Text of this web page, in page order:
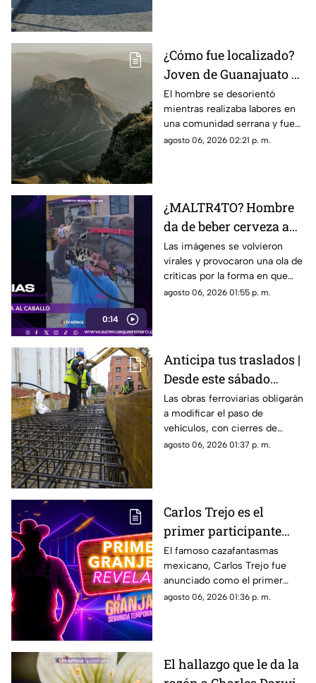
¿Cómo fue localizado?
Joven de Guanajuato es
encontrado en la Sierra
Gorda de Querétaro
El hombre se desorientó
mientras realizaba labores en
una comunidad serrana y fue
encontrado durante la noche
agosto 06, 2026 02:21 p. m.
0:14
¿MALTR4TO? Hombre
da de beber cerveza a
caballo tras desfile; así
reaccionó el animal
Las imágenes se volvieron
virales y provocaron una ola de
críticas por la forma en que
fue tratado el animal al
agosto 06, 2026 01:55 p. m.
Anticipa tus traslados |
Desde este sábado
cambiará por completo
la circulación en
Bernardo Quintana
Las obras ferroviarias obligarán
a modificar el paso de
vehículos, con cierres de
carriles y circulación en
agosto 06, 2026 01:37 p. m.
Carlos Trejo es el
primer participante
confirmado para la
segunda temporada de
'La Granja VIP’
El famoso cazafantasmas
mexicano, Carlos Trejo fue
anunciado como el primer
granjero oficial del reality show
agosto 06, 2026 01:36 p. m.
El hallazgo que le da la